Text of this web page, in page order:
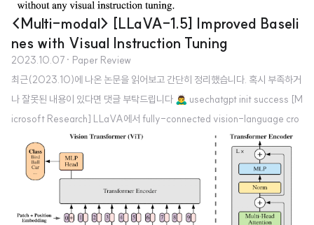
<Multi-modal> [LLaVA-1.5] Improved Baseli
nes with Visual Instruction Tuning
2023.10.07 · Paper Review
최근(2023.10)에 나온 논문을 읽어보고 간단히 정리했습니다. 혹시 부족하거
나 잘못된 내용이 있다면 댓글 부탁드립니다 🙇‍♂️ usechatgpt init success [M
icrosoft Research] LLaVA에서 fully-connected vision-language cro
ss-modal connector를 사용한 LLaVA-1.5 공개. data efficient(1.2M pu
blic data) & power(SoTA on 11 benchmarks) 배경 최근에는 LLM 뿐만 아
니라 LMM, 즉 Large Multimodal Models에 대한 관심도 뜨겁습니다. 여기
서도 마찬가지로 전체 모델을 tuning 하지 않고도 성능을 끌어 올리는 기법 등
에 대한 연구가 많이 이뤄지고 있죠. 그중..